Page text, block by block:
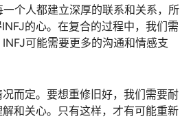
个人都建立深厚的联系和关系，所
的心。在复合的过程中，我们需
可能需要更多的沟通和情感支
而定。要想重修旧好，我们需要耐
和关心。只有这样，才有可能重新